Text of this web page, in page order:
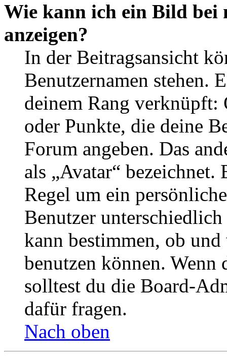
Wie kann ich ein Bild bei
anzeigen?
In der Beitragsansicht
Benutzernamen stehen.
deinem Rang verknüpft:
oder Punkte, die deine
Forum angeben. Das
als „Avatar“
Regel um ein
Benutzer
kann bestimmen, ob
benutzen können. Wenn
solltest du die Board-
dafür fragen.
Nach oben